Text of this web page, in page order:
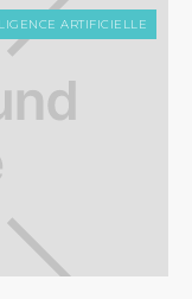
ARTIFICIELLE